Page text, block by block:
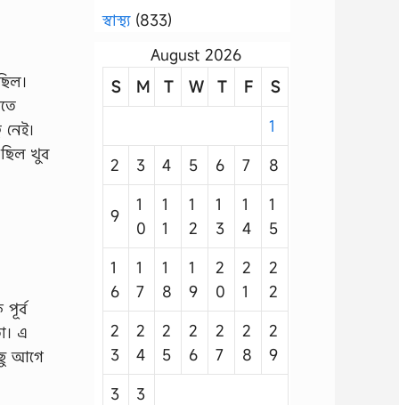
ছিল খুব
এ
আগে
স্বাস্থ্য(833)
August 2026
S
M T W T F
S
1
2
3 4 5 6 7 8
9
1
0
1
1
1
2
1
3
1
4
1
5
1
6
1
7
1
8
1
9
2
0
2
1
2
2
2
3
2
4
2
5
2
6
2
7
2
8
2
9
3
3